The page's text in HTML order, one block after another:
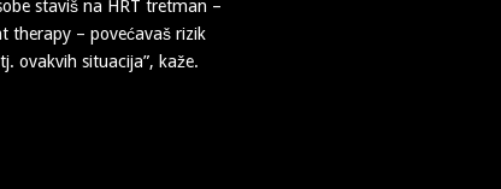
staviš na HRT tretman –
therapy – povećavaš rizik
ovakvih situacija”, kaže.